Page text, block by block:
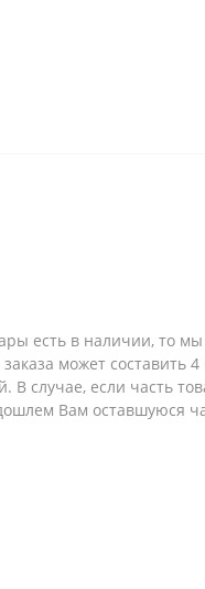
есть в наличии, то
может составить
В случае, если часть
Вам оставшуюся